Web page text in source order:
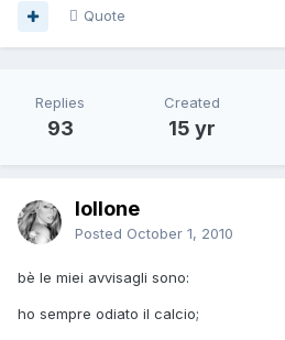
Quote
Replies
93
Created
15 yr
lollone
Posted October 1, 2010
bè le miei avvisagli sono:
ho sempre odiato il calcio;